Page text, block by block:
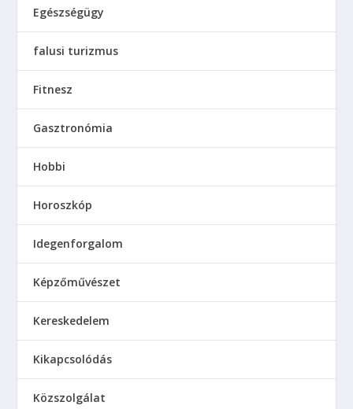
Egészségügy
falusi turizmus
Fitnesz
Gasztronómia
Hobbi
Horoszkóp
Idegenforgalom
Képzőművészet
Kereskedelem
Kikapcsolódás
Közszolgálat